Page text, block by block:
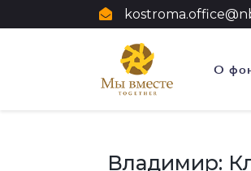
О
Владимир: